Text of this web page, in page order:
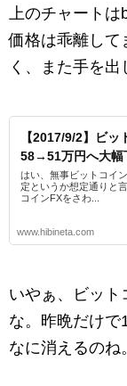
上のチャート
価格は乖離して
く、また手を出
【2017/9/2】ビ
58→51万円へ大幅
はい、無事ビットコイ
定というか想定通りと
コインFXをさわ...
www.hibineta.com
いやぁ、ビット
な。昨晩だけで
なに消えるのね